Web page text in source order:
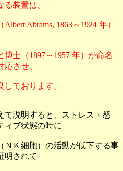
装置は、
Abrams, 1863～1924 年）
士（1897～1957 年）が命名
させ、
ております。
て説明すると、ストレス・怒
ィブ状態の時に
ＮＫ細胞）の活動が低下する事
明されて